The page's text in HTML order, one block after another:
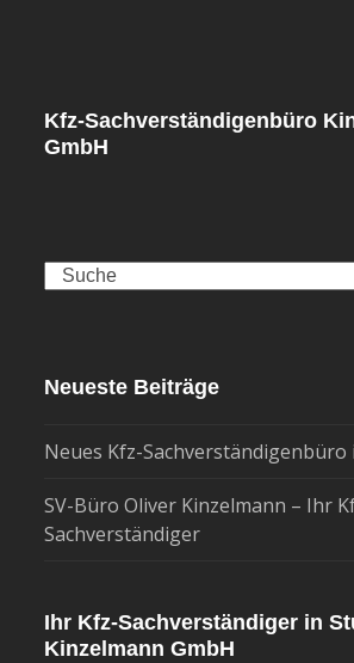
Kfz-Sachverständigenbüro
GmbH
Search
Neueste Beiträge
Neues Kfz-
SV-Büro Oliver Kinzelmann – Ihr
Sachverständiger
Ihr Kfz-Sachverständiger in
Kinzelmann GmbH